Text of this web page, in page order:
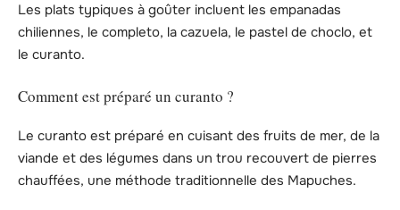
Les plats typiques à goûter incluent les empanadas
chiliennes, le completo, la cazuela, le pastel de choclo, et
le curanto.
Comment est préparé un curanto ?
Le curanto est préparé en cuisant des fruits de mer, de la
viande et des légumes dans un trou recouvert de pierres
chauffées, une méthode traditionnelle des Mapuches.